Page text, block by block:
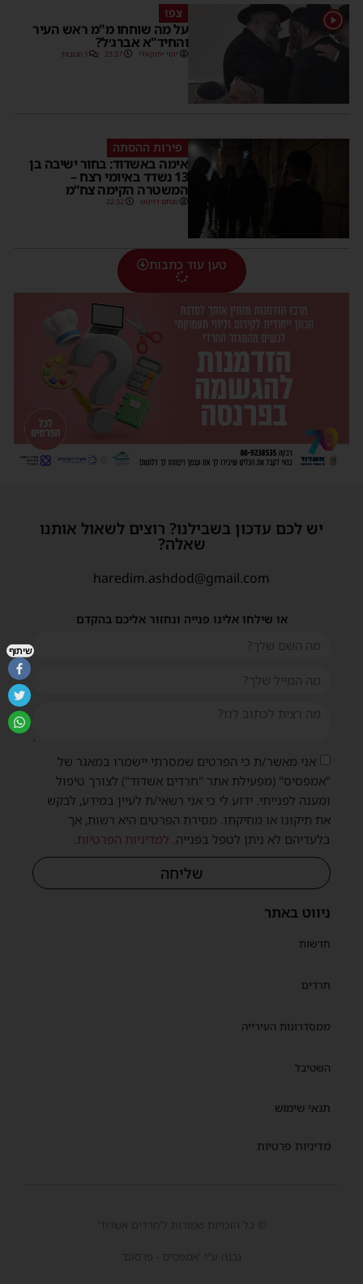
1 צפו
על מה שוחחו מ"מ ראש העיר
והחיד"א אברג׳ל?
יוסי יחזקאלי 23:37 1 תגובות
פירות ההסתה
אימה באשדוד: בחור ישיבה בן
13 נשדד באיומי רצח –
המשטרה הקימה צח”מ
מנחם דויטש 22:32
טען עוד כתבות
ניווט באתר
חדשות
חרדים
ממסדרונות העירייה
השטיבל
תנאי שימוש
מדיניות פרטיות
יש לכם עדכון בשבילנו? רוצים לשאול אותנו
שאלה?
haredim.ashdod@gmail.com
או שילחו אלינו פנייה ונחזור אליכם בהקדם
אני מאשר/ת כי הפרטים שמסרתי יישמרו במאגר של
"אמפסיס" (מפעילת אתר "חרדים אשדוד") לצורך טיפול
ומענה לפנייתי. ידוע לי כי אני רשאי/ת לעיין במידע, לבקש
את תיקונו או מחיקתו. מסירת הפרטים היא רשות, אך
בלעדיהם לא ניתן לטפל בפנייה. למדיניות הפרטיות
שליחה
© כל הזכויות שמורות ל'חרדים אשדוד'
נבנה ע"י 'אמפסיס - פרסום'
שיתוף